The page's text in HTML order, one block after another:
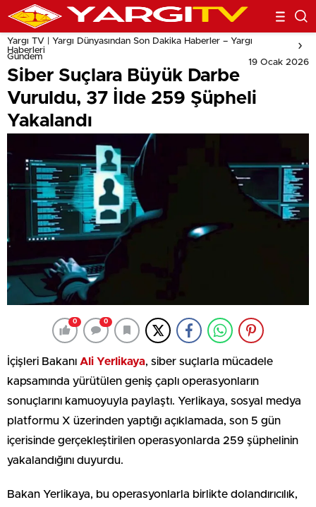
Yargı TV | Yargı Dünyasından Son Dakika Haberler – Yargı
Haberleri
Gündem
19 Ocak 2026
Siber Suçlara Büyük Darbe
Vuruldu, 37 İlde 259 Şüpheli
Yakalandı
0 0
İçişleri Bakanı Ali Yerlikaya, siber suçlarla mücadele
kapsamında yürütülen geniş çaplı operasyonların
sonuçlarını kamuoyuyla paylaştı. Yerlikaya, sosyal medya
platformu X üzerinden yaptığı açıklamada, son 5 gün
içerisinde gerçekleştirilen operasyonlarda 259 şüphelinin
yakalandığını duyurdu.
Bakan Yerlikaya, bu operasyonlarla birlikte dolandırıcılık,